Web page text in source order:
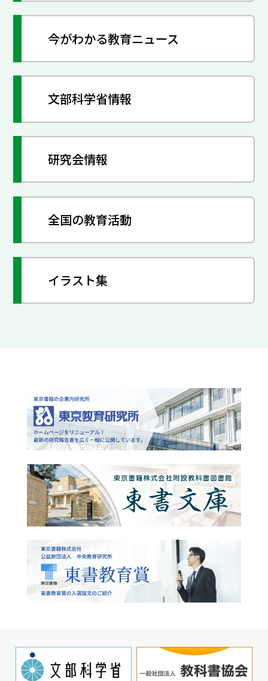
今がわかる教育ニュース
文部科学省情報
研究会情報
全国の教育活動
イラスト集